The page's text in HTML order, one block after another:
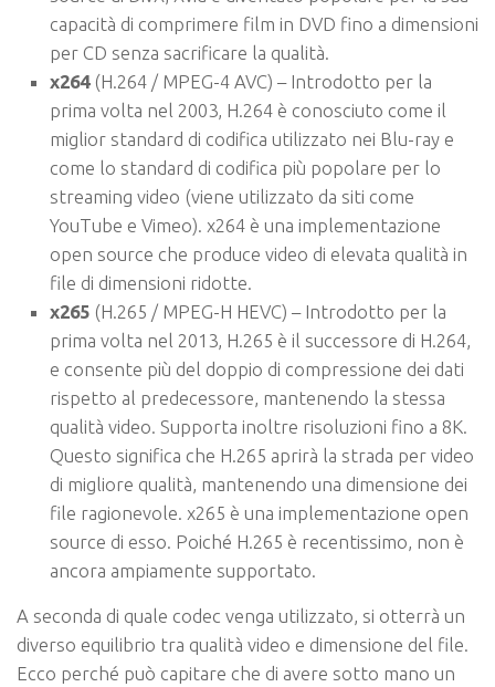
capacità di comprimere film in DVD fino a dimensioni
per CD senza sacrificare la qualità.
x264(H.264 / MPEG-4 AVC) – Introdotto per la
prima volta nel 2003, H.264 è conosciuto come il
miglior standard di codifica utilizzato nei Blu-ray e
come lo standard di codifica più popolare per lo
streaming video (viene utilizzato da siti come
YouTube e Vimeo). x264 è una implementazione
open source che produce video di elevata qualità in
file di dimensioni ridotte.
x265 (H.265 / MPEG-H HEVC) – Introdotto per la
prima volta nel 2013, H.265 è il successore di H.264,
e consente più del doppio di compressione dei dati
rispetto al predecessore, mantenendo la stessa
qualità video. Supporta inoltre risoluzioni fino a 8K.
Questo significa che H.265 aprirà la strada per video
di migliore qualità, mantenendo una dimensione dei
file ragionevole. x265 è una implementazione open
source di esso. Poiché H.265 è recentissimo, non è
ancora ampiamente supportato.
A seconda di quale codec venga utilizzato, si otterrà un
diverso equilibrio tra qualità video e dimensione del file.
Ecco perché può capitare che di avere sotto mano un